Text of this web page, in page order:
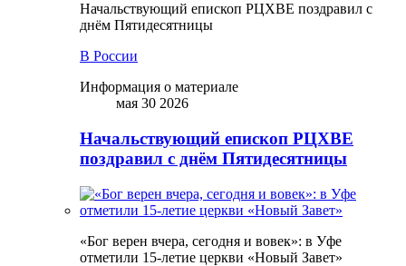
Начальствующий епископ РЦХВЕ поздравил с
днём Пятидесятницы
В России
Информация о материале
мая 30 2026
Начальствующий епископ РЦХВЕ
поздравил с днём Пятидесятницы
«Бог верен вчера, сегодня и вовек»: в Уфе
отметили 15-летие церкви «Новый Завет»